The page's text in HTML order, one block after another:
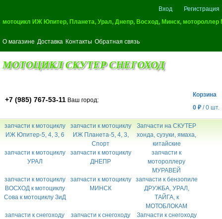
Вход
Регистрация
мотоцикл ИЖ Юпитер, Планета, Урал, Днепр, Восход, Минск,
О магазине Доставка Контакты Обратная связь
МОТОЦИКЛ СКУТЕР СНЕГОХОД
+7 (985) 767-53-11 Ваш город:
Корзина
0 ₽ /0 шт.
запчасти к мотоциклу
ИЖ Юпитер-5, 4, 3, 6
запчасти к мотоциклу
ИЖ Планета-5, 4, 3,
Спорт
Запчасти на СКУТЕР
хонда, сузуки, ямаха,
китайские
запчасти к мотоциклу
УРАЛ
запчасти к мотоциклу
ДНЕПР
запчасти к
мотороллеру
МУРАВЕЙ
запчасти к мотоциклу
ВОСХОД к мотоциклу
Сова к мотоциклу ЗиД
запчасти к мотоциклу
МИНСК
запчасти к бензопиле
ДРУЖБА, УРАЛ,
ТАЙГА, к
МОТОБЛОКАМ
запчасти к снегоходу
запчасти к снегоходу
Запчасти к снегоходу